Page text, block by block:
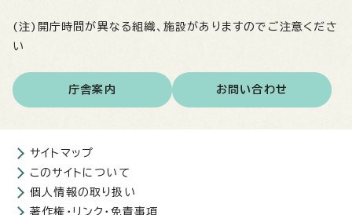
(注)開庁時間が異なる組織、施設がありますのでご注意くださ
い
庁舎案内 お問い合わせ
サイトマップ
このサイトについて
個人情報の取り扱い
著作権・リンク・免責事項